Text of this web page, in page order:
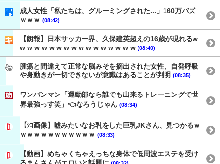
成人女性「私たちは、グルーミングされた...」160万バズ
ｗｗｗ (08:42)
【朗報】日本サッカー界、久保建英超えの16歳が現れるw
w w w w w w w w w w w w w w w w (08:40)
腫瘍と間違えて正常な脳みそを摘出された女性、自発呼吸
や身動きが一切できないが意識はあることが判明 (08:35)
ワンパンマン「運動部なら誰でも出来るトレーニングで世
界最強っす笑」👈なろうじゃん (08:34)
【ｼｺ画像】嘘みたいなお乳をした巨乳JKさん、見つかるｗ
ｗｗｗｗｗｗｗｗｗｗｗ (08:33)
【動画】めちゃくちゃえっちな身体で低周波エステを受け
るまんさんがエロいと話題に